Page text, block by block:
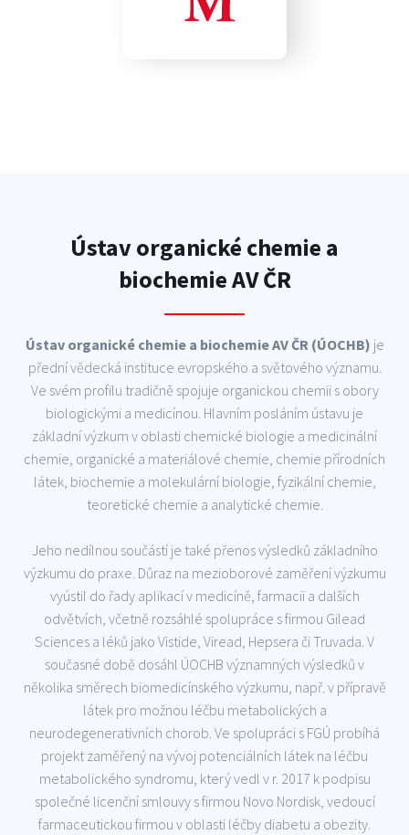
Ústav organické chemie a
biochemie AV ČR
Ústav organické chemie a biochemie AV ČR (ÚOCHB) je
přední vědecká instituce evropského a světového významu.
Ve svém profilu tradičně spojuje organickou chemii s obory
biologickými a medicínou. Hlavním posláním ústavu je
základní výzkum v oblasti chemické biologie a medicinální
chemie, organické a materiálové chemie, chemie přírodních
látek, biochemie a molekulární biologie, fyzikální chemie,
teoretické chemie a analytické chemie.
Jeho nedílnou součástí je také přenos výsledků základního
výzkumu do praxe. Důraz na mezioborové zaměření výzkumu
vyústil do řady aplikací v medicíně, farmacii a dalších
odvětvích, včetně rozsáhlé spolupráce s firmou Gilead
Sciences a léků jako Vistide, Viread, Hepsera či Truvada. V
současné době dosáhl ÚOCHB významných výsledků v
několika směrech biomedicínského výzkumu, např. v přípravě
látek pro možnou léčbu metabolických a
neurodegenerativních chorob. Ve spolupráci s FGÚ probíhá
projekt zaměřený na vývoj potenciálních látek na léčbu
metabolického syndromu, který vedl v r. 2017 k podpisu
společné licenční smlouvy s firmou Novo Nordisk, vedoucí
farmaceutickou firmou v oblasti léčby diabetu a obezity.